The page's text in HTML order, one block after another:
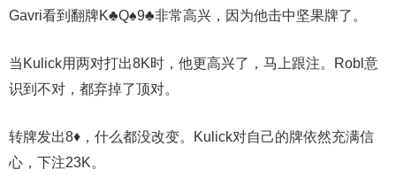
Gavri看到翻牌K♣Q♠9♣非常高兴，因为他击中坚果牌了。
当Kulick用两对打出8K时，他更高兴了，马上跟注。Robl意
识到不对，都弃掉了顶对。
转牌发出8♦，什么都没改变。Kulick对自己的牌依然充满信
心，下注23K。